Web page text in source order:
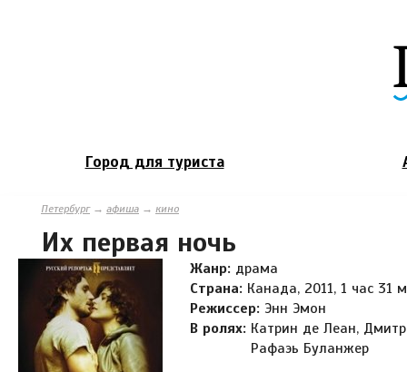
Город для туриста
Петербург→ афиша → кино
Их первая ночь
Жанр: драма
Страна: Канада, 2011, 1 час 31
Режиссер: Энн Эмон
В ролях: Катрин де Леан,
Рафаэь Буланжер